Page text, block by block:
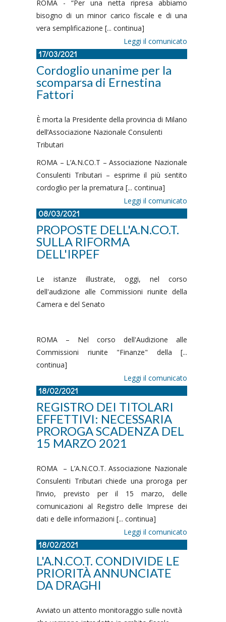
ROMA - “Per una netta ripresa abbiamo
bisogno di un minor carico fiscale e di una
vera semplificazione [... continua]
Leggi il comunicato
17/03/2021
Cordoglio unanime per la
scomparsa di Ernestina
Fattori
È morta la Presidente della provincia di Milano
dell’Associazione Nazionale Consulenti
Tributari
ROMA – L’A.N.CO.T – Associazione Nazionale
Consulenti Tributari – esprime il più sentito
cordoglio per la prematura [... continua]
Leggi il comunicato
08/03/2021
PROPOSTE DELL'A.N.CO.T.
SULLA RIFORMA
DELL'IRPEF
Le istanze illustrate, oggi, nel corso
dell'audizione alle Commissioni riunite della
Camera e del Senato
ROMA – Nel corso dell'Audizione alle
Commissioni riunite "Finanze" della [...
continua]
Leggi il comunicato
18/02/2021
REGISTRO DEI TITOLARI
EFFETTIVI: NECESSARIA
PROROGA SCADENZA DEL
15 MARZO 2021
ROMA – L’A.N.CO.T. Associazione Nazionale
Consulenti Tributari chiede una proroga per
l’invio, previsto per il 15 marzo, delle
comunicazioni al Registro delle Imprese dei
dati e delle informazioni [... continua]
Leggi il comunicato
18/02/2021
L'A.N.CO.T. CONDIVIDE LE
PRIORITÀ ANNUNCIATE
DA DRAGHI
Avviato un attento monitoraggio sulle novità